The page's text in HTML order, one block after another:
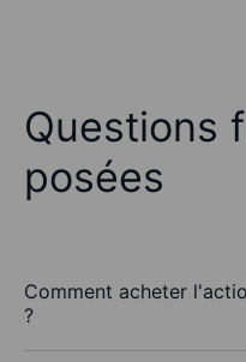
Questions
posées
Comment acheter
?